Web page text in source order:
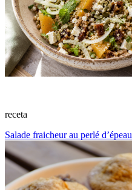
receta
Salade fraicheur au perlé